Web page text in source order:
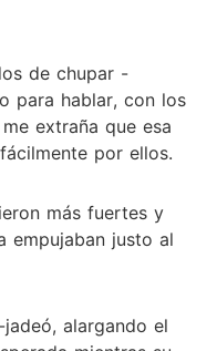
de chupar -
para hablar, con los
extraña que esa
por ellos.
más fuertes y
empujaban justo al
alargando el